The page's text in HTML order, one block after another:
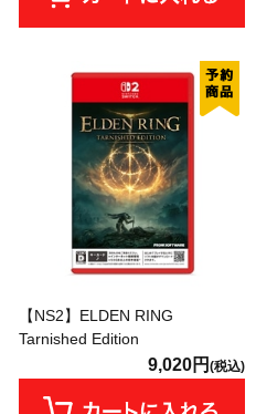
【NS2】ELDEN RING
Tarnished Edition
9,020円 (税込)